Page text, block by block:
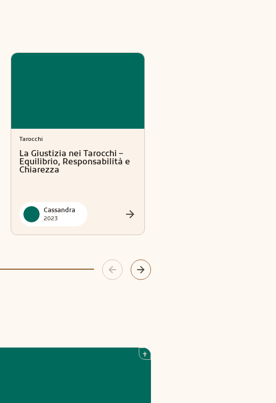
Tarocchi
La Giustizia nei Tarocchi –
Equilibrio, Responsabilità e
Chiarezza
Cassandra
2023